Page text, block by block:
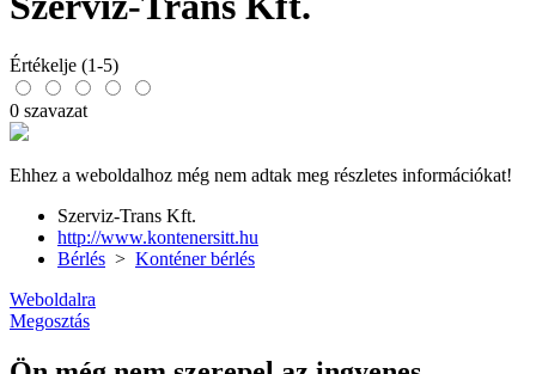
Értékelje (1-5)
0 szavazat
Ehhez a weboldalhoz még nem adtak meg részletes információkat!
Szerviz-Trans Kft.
http://www.kontenersitt.hu
Bérlés > Konténer bérlés
Weboldalra
Megosztás